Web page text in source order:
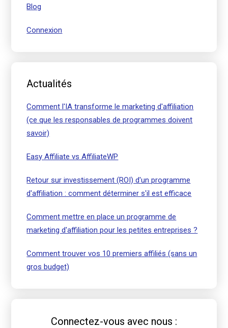
Blog
Connexion
Actualités
Comment l'IA transforme le marketing d'affiliation
(ce que les responsables de programmes doivent
savoir)
Easy Affiliate vs AffiliateWP
Retour sur investissement (ROI) d'un programme
d'affiliation : comment déterminer s'il est efficace
Comment mettre en place un programme de
marketing d'affiliation pour les petites entreprises ?
Comment trouver vos 10 premiers affiliés (sans un
gros budget)
Connectez-vous avec nous :